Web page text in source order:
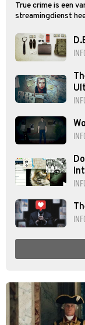
True crime is een
streamingdienst